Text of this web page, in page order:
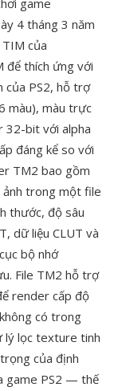
game
4 tháng 3 năm
của
để thích ứng với
của PS2, hỗ trợ
màu), màu trực
bit với alpha
đáng kể so với
TM2 bao gồm
trong một file
thước, độ sâu
dữ liệu CLUT và
bộ nhớ
File TM2 hỗ trợ
render cấp độ
có trong
lý lọc texture tinh
của định
game PS2 — thế